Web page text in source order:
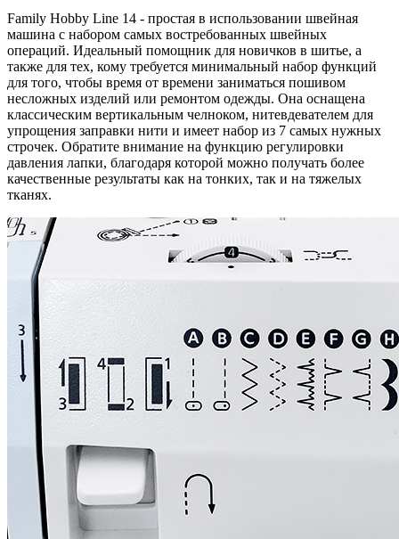
Family Hobby Line 14 - простая в использовании швейная
машина с набором самых востребованных швейных
операций. Идеальный помощник для новичков в шитье, а
также для тех, кому требуется минимальный набор функций
для того, чтобы время от времени заниматься пошивом
несложных изделий или ремонтом одежды. Она оснащена
классическим вертикальным челноком, нитевдевателем для
упрощения заправки нити и имеет набор из 7 самых нужных
строчек. Обратите внимание на функцию регулировки
давления лапки, благодаря которой можно получать более
качественные результаты как на тонких, так и на тяжелых
тканях.